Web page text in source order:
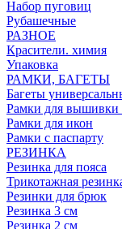
Набор пуговиц
Рубашечные
РАЗНОЕ
Красители. химия
Упаковка
РАМКИ, БАГЕТЫ
Багеты
Рамки для вышивки
Рамки для икон
Рамки с паспарту
РЕЗИНКА
Резинка для пояса
Трикотажная
Резинки для брюк
Резинка 3 см
Резинка 2 см